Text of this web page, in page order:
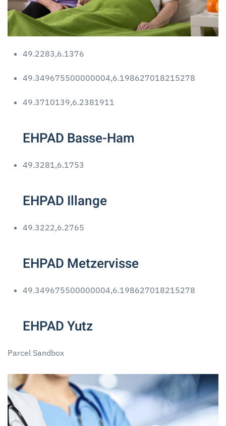
49.2283,6.1376
49.349675500000004,6.198627018215278
49.3710139,6.2381911
EHPAD Basse-Ham
49.3281,6.1753
EHPAD Illange
49.3222,6.2765
EHPAD Metzervisse
49.349675500000004,6.198627018215278
EHPAD Yutz
Parcel Sandbox